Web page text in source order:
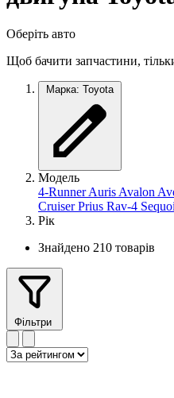
Оберіть авто
Щоб бачити запчастини,
Марка: Toyota
Модель
4-RunnerAurisAvalon
CruiserPrius Rav-4
Рік
Знайдено 210 товарів
Фільтри